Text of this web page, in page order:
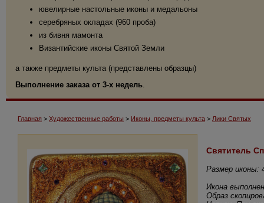
ювелирные настольные иконы и медальоны
серебряных окладах (960 проба)
из бивня мамонта
Византийские иконы Святой Земли
а также предметы культа (представлены образцы)
Выполнение заказа от 3-х недель.
Главная > Художественные работы > Иконы, предметы культа > Лики Святых
Святитель
Размер иконы:
Икона
Образ